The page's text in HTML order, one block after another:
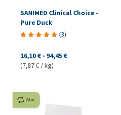
SANIMED Clinical Choice -
Pure Duck
(3)
16,10 € - 94,45 €
(7,87 € / kg)
Abo